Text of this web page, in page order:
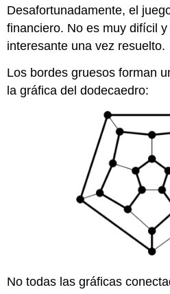
Desafortunadamente, el
financiero. No es muy difícil
interesante una vez resuelto.
Los bordes gruesos forman
la gráfica del dodecaedro:
No todas las gráficas